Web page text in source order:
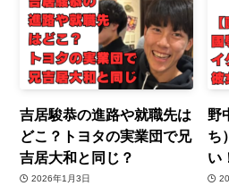
吉居駿恭の進路や就職先は
どこ？トヨタの実業団で兄
吉居大和と同じ？
2026年1月3日
野
ち
い